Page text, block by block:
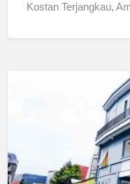
Kostan Terjangkau,
Fasilitas
Lengkap